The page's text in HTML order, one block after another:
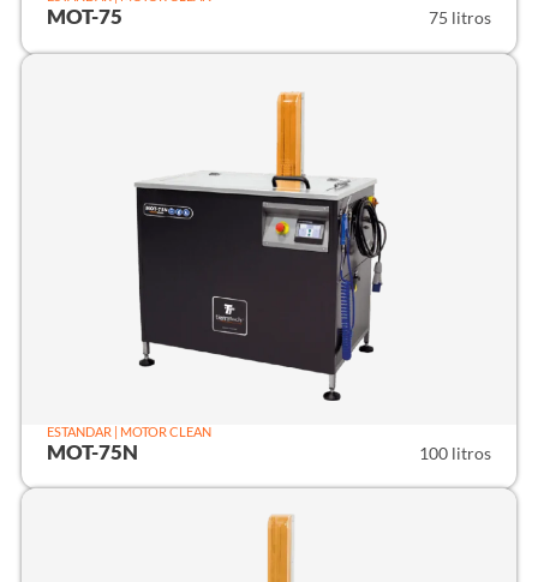
MOT-75 75 litros
ESTANDAR | MOTOR CLEAN
MOT-75N 100 litros